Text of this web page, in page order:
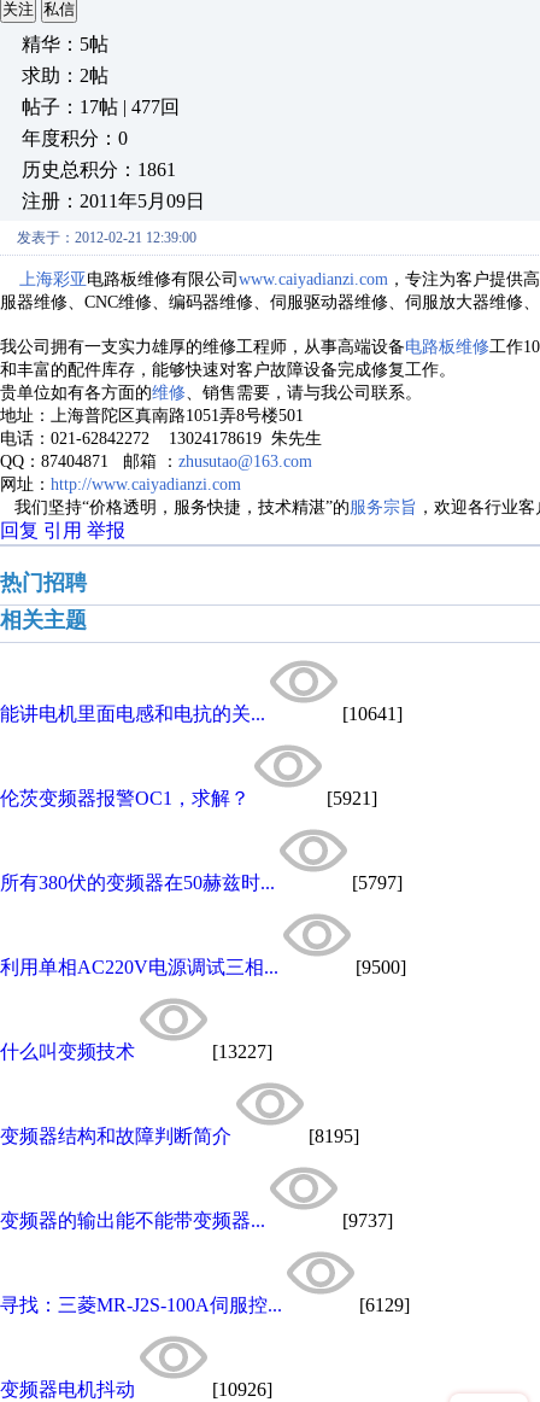
关注 私信
精华：5帖
求助：2帖
帖子：17帖 | 477回
年度积分：0
历史总积分：1861
注册：2011年5月09日
发表于：2012-02-21 12:39:00
上海彩亚 电路板维修有限公司 www.caiyadianzi.com ，专注为客户提供
服器维修、CNC维修、编码器维修、伺服驱动器维修、伺服放大器维修
我公司拥有一支实力雄厚的维修工程师，从事高端设备电路板维修工作
和丰富的配件库存，能够快速对客户故障设备完成修复工作。
贵单位如有各方面的维修、销售需要，请与我公司联系。
地址：上海普陀区真南路1051弄8号楼501
电话：021-62842272 13024178619 朱先生
QQ：87404871 邮箱 ： zhusutao@163.com
网址： http://www.caiyadianzi.com
我们坚持“价格透明，服务快捷，技术精湛”的服务宗旨 ，欢迎各行业
回复 引用 举报
热门招聘
相关主题
能讲电机里面电感和电抗的关... [10641]
伦茨变频器报警OC1，求解？ [5921]
所有380伏的变频器在50赫兹时... [5797]
利用单相AC220V电源调试三相... [9500]
什么叫变频技术 [13227]
变频器结构和故障判断简介 [8195]
变频器的输出能不能带变频器... [9737]
寻找：三菱MR-J2S-100A伺服控... [6129]
变频器电机抖动 [10926]